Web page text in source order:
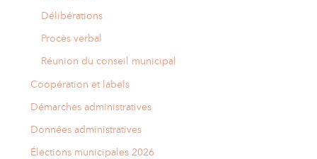
Délibérations
Procès verbal
Réunion du conseil municipal
Coopération et labels
Démarches administratives
Données administratives
Élections municipales 2026